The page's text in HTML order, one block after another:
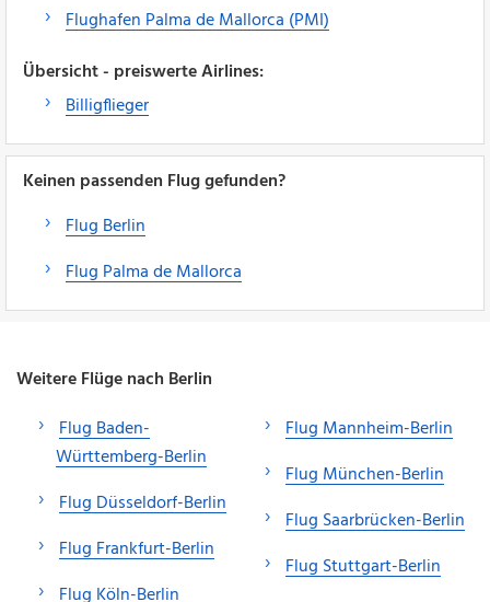
Flughafen Palma de Mallorca (PMI)
Übersicht - preiswerte Airlines:
Billigflieger
Keinen passenden Flug gefunden?
Flug Berlin
Flug Palma de Mallorca
Weitere Flüge nach Berlin
Flug Baden-
Württemberg-Berlin
Flug Düsseldorf-Berlin
Flug Frankfurt-Berlin
Flug Köln-Berlin
Flug Mannheim-Berlin
Flug München-Berlin
Flug Saarbrücken-Berlin
Flug Stuttgart-Berlin